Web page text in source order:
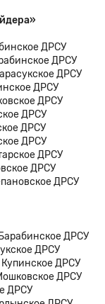
ДРСУ
ДРСУ
ДРСУ
ДРСУ
ДРСУ
ДРСУ
ДРСУ
ДРСУ
ДРСУ
ДРСУ
ДРСУ
ДРСУ
ДРСУ
ДРСУ
ДРСУ
ДРСУ